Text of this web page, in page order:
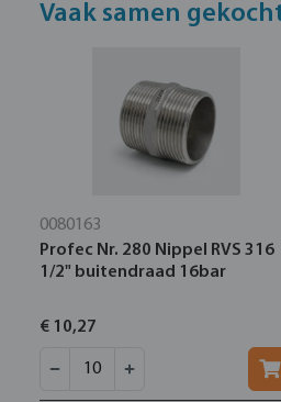
Vaak samen
0080163
Profec Nr. 280 Nippel RVS 316
1/2" buitendraad 16bar
€ 10,27